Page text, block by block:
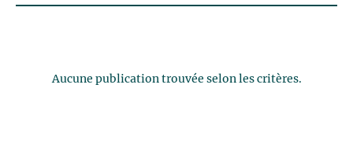
Aucune publication trouvée selon les critères.